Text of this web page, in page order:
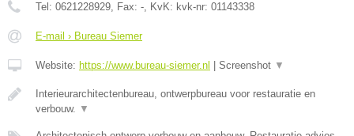
Tel: 0621228929, Fax: -, KvK: kvk-nr: 01143338
E-mail › Bureau Siemer
Website: https://www.bureau-siemer.nl Screenshot ▼
Interieurarchitectenbureau, ontwerpbureau voor restauratie en
verbouw. ▼